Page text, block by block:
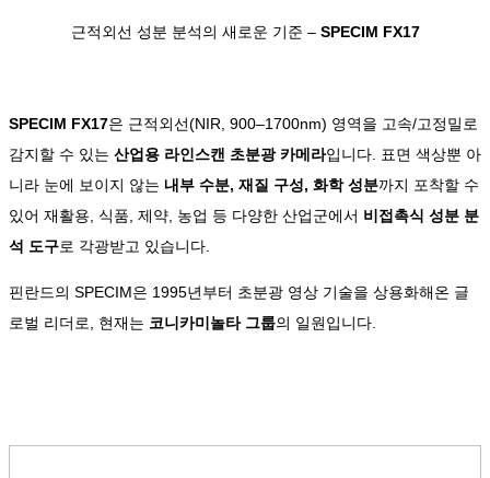
근적외선 성분 분석의 새로운 기준 – SPECIM FX17
SPECIM FX17은 근적외선(NIR, 900–1700nm) 영역을 고속/고정밀로
감지할 수 있는 산업용 라인스캔 초분광 카메라입니다. 표면 색상뿐 아
니라 눈에 보이지 않는 내부 수분, 재질 구성, 화학 성분까지 포착할 수
있어 재활용, 식품, 제약, 농업 등 다양한 산업군에서 비접촉식 성분 분
석 도구로 각광받고 있습니다.
핀란드의 SPECIM은 1995년부터 초분광 영상 기술을 상용화해온 글
로벌 리더로, 현재는 코니카미놀타 그룹의 일원입니다.